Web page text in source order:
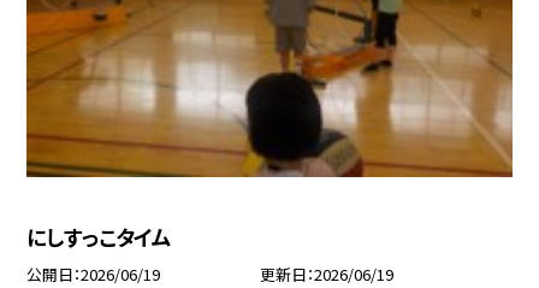
にしすっこタイム
公開日 2026/06/19 更新日 2026/06/19